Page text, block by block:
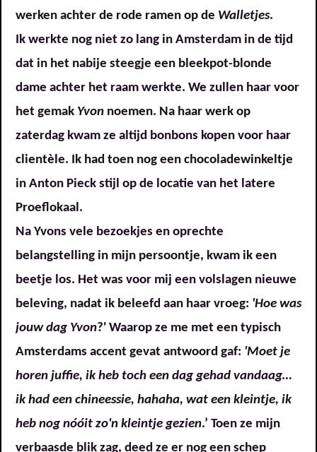
werken achter de rode ramen op de Walletjes.
Ik werkte nog niet zo lang in Amsterdam in de tijd
dat in het nabije steegje een bleekpot-blonde
dame achter het raam werkte. We zullen haar voor
het gemak Yvon noemen. Na haar werk op
zaterdag kwam ze altijd bonbons kopen voor haar
clientèle. Ik had toen nog een chocoladewinkeltje
in Anton Pieck stijl op de locatie van het latere
Proeflokaal.
Na Yvons vele bezoekjes en oprechte
belangstelling in mijn persoontje, kwam ik een
beetje los. Het was voor mij een volslagen nieuwe
beleving, nadat ik beleefd aan haar vroeg: 'Hoe was
jouw dag Yvon?' Waarop ze me met een typisch
Amsterdams accent gevat antwoord gaf: 'Moet je
horen juffie, ik heb toch een dag gehad vandaag…
ik had een chineessie, hahaha, wat een kleintje, ik
heb nog nóóit zo'n kleintje gezien.’ Toen ze mijn
verbaasde blik zag, deed ze er nog een schep